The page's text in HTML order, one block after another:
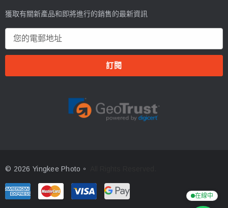
獲取有關新產品和即將進行的銷售的最新資訊
郵
© 2026 Yingkee Photo。
在線中